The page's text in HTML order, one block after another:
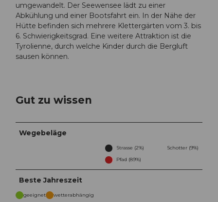
umgewandelt. Der Seewensee lädt zu einer
Abkühlung und einer Bootsfahrt ein. In der Nähe der
Hütte befinden sich mehrere Klettergärten vom 3. bis
6. Schwierigkeitsgrad. Eine weitere Attraktion ist die
Tyrolienne, durch welche Kinder durch die Bergluft
sausen können.
Gut zu wissen
Wegebeläge
Strasse (2%)
Schotter (9%)
Pfad (89%)
Beste Jahreszeit
geeignet wetterabhängig